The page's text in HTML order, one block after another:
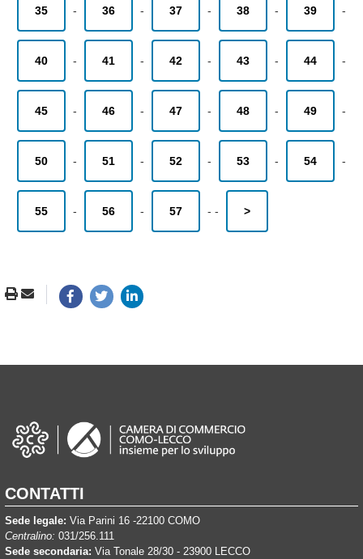
35 - 36 - 37 - 38 - 39 -
40 - 41 - 42 - 43 - 44 -
45 - 46 - 47 - 48 - 49 -
50 - 51 - 52 - 53 - 54 -
55 - 56 - 57 - - >
CONTATTI
Sede legale: Via Parini 16 -22100 COMO
Centralino: 031/256.111
Sede secondaria: Via Tonale 28/30 - 23900 LECCO